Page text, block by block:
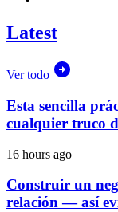
Latest
Ver todo
Esta sencilla
cualquier truco
16 hours ago
Construir un
relación — así